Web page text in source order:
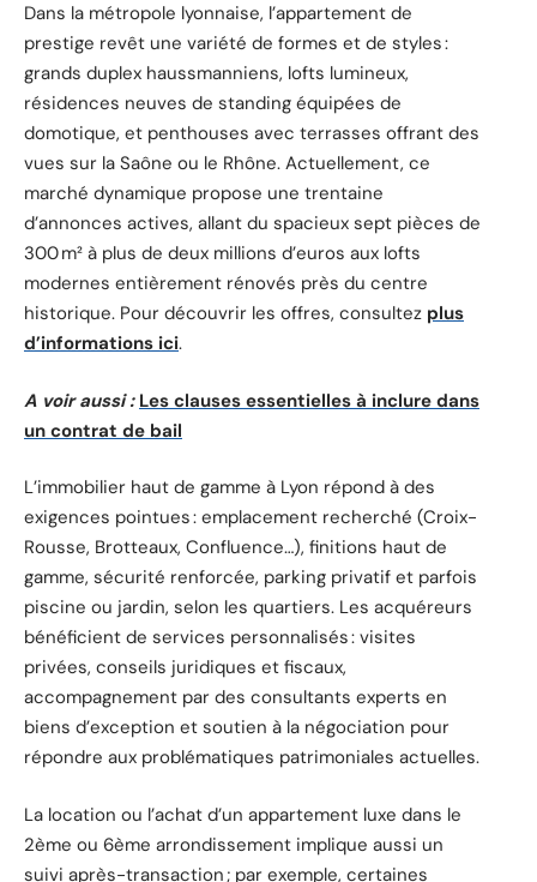
Dans la métropole lyonnaise, l’appartement de
prestige revêt une variété de formes et de styles :
grands duplex haussmanniens, lofts lumineux,
résidences neuves de standing équipées de
domotique, et penthouses avec terrasses offrant des
vues sur la Saône ou le Rhône. Actuellement, ce
marché dynamique propose une trentaine
d’annonces actives, allant du spacieux sept pièces de
300 m² à plus de deux millions d’euros aux lofts
modernes entièrement rénovés près du centre
historique. Pour découvrir les offres, consultez plus
d’informations ici.
A voir aussi : Les clauses essentielles à inclure dans
un contrat de bail
L’immobilier haut de gamme à Lyon répond à des
exigences pointues : emplacement recherché (Croix-
Rousse, Brotteaux, Confluence…), finitions haut de
gamme, sécurité renforcée, parking privatif et parfois
piscine ou jardin, selon les quartiers. Les acquéreurs
bénéficient de services personnalisés : visites
privées, conseils juridiques et fiscaux,
accompagnement par des consultants experts en
biens d’exception et soutien à la négociation pour
répondre aux problématiques patrimoniales actuelles.
La location ou l’achat d’un appartement luxe dans le
2ème ou 6ème arrondissement implique aussi un
suivi après-transaction ; par exemple, certaines